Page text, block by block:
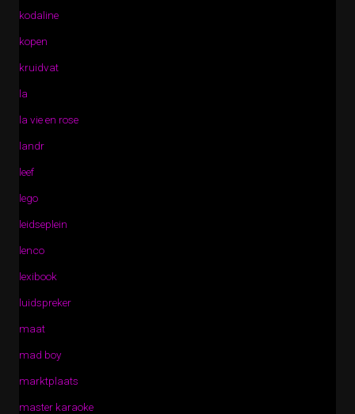
kodaline
kopen
kruidvat
la
la vie en rose
landr
leef
lego
leidseplein
lenco
lexibook
luidspreker
maat
mad boy
marktplaats
master karaoke